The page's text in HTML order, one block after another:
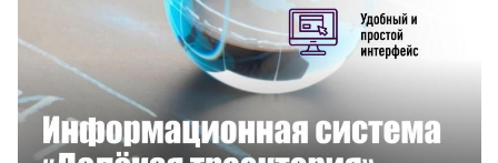
Смотреть проект